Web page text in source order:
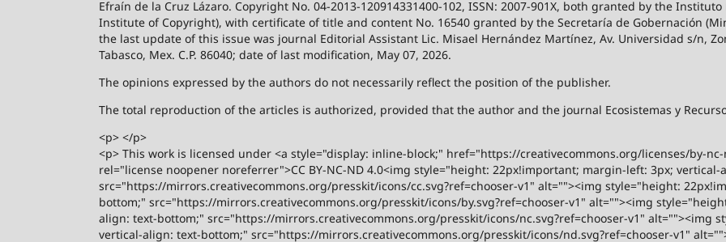
Efraín de la Cruz Lázaro. Copyright No. 04-2013-120914331400-102, ISSN: 2007-901X, both granted by the
Institute of Copyright), with certificate of title and content No. 16540 granted by the Secretaría de Gobernación
the last update of this issue was journal Editorial Assistant Lic. Misael Hernández Martínez, Av. Universidad s/n,
Tabasco, Mex. C.P. 86040; date of last modification, May 07, 2026.
The opinions expressed by the authors do not necessarily reflect the position of the publisher.
The total reproduction of the articles is authorized, provided that the author and the journal Ecosistemas y
<p> </p>
<p> This work is licensed under <a style="display: inline-block;" href="https://creativecommons.org/licenses/by-
rel="license noopener noreferrer">CC BY-NC-ND 4.0<img style="height: 22px!important; margin-left: 3px;
src="https://mirrors.creativecommons.org/presskit/icons/cc.svg?ref=chooser-v1" alt=""><img style="height:
bottom;" src="https://mirrors.creativecommons.org/presskit/icons/by.svg?ref=chooser-v1" alt=""><img
align: text-bottom;" src="https://mirrors.creativecommons.org/presskit/icons/nc.svg?ref=chooser-v1" alt=""><img
vertical-align: text-bottom;" src="https://mirrors.creativecommons.org/presskit/icons/nd.svg?ref=chooser-v1"